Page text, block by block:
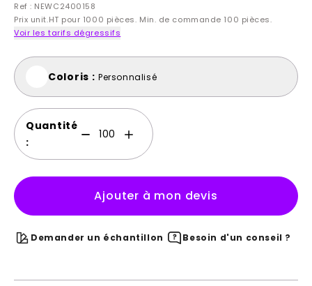
Ref : NEWC2400158
Prix unit.HT pour 1000 pièces. Min. de commande 100 pièces.
Voir les tarifs dégressifs
Coloris : Personnalisé
Quantité
:
Ajouter à mon devis
Demander un échantillon Besoin d'un conseil ?